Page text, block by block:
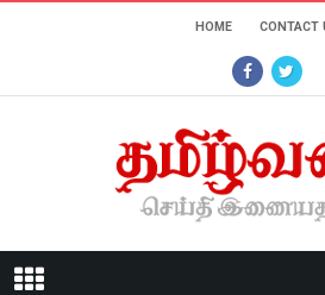
HOME CONTACT